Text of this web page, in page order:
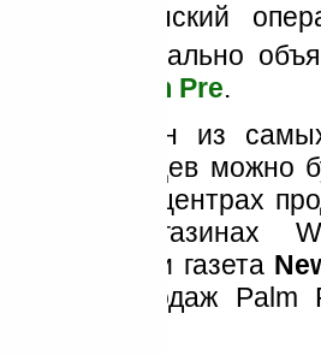
Американский
официально
Palm Pre.
года один из
месяцев можно
Sprint, в центрах
и в магазинах
и газета
продаж Palm